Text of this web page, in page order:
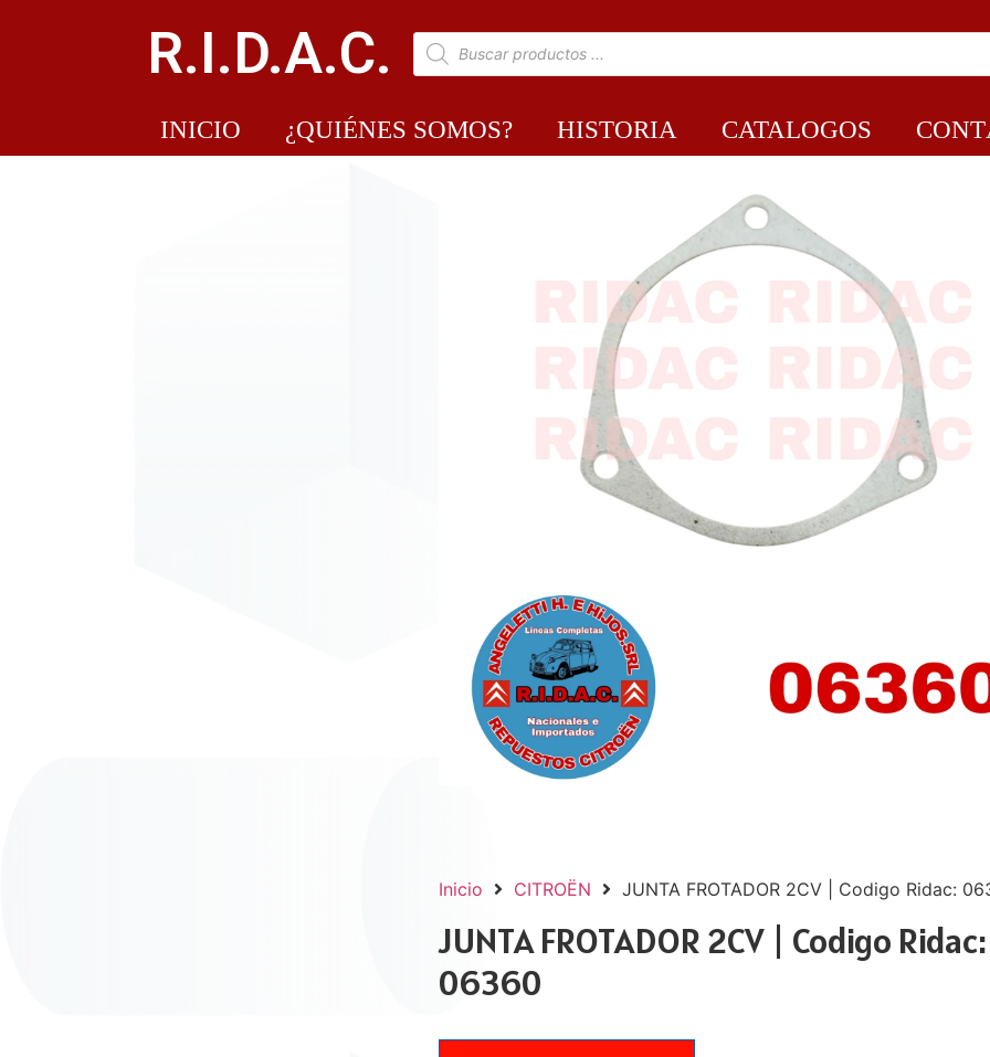
R.I.D.A.C.
INICIO ¿QUIÉNES SOMOS? HISTORIA CATALOGOS
Inicio CITROËN JUNTA FROTADOR 2CV | Codigo Ridac:
JUNTA FROTADOR 2CV | Codigo Ridac:
06360